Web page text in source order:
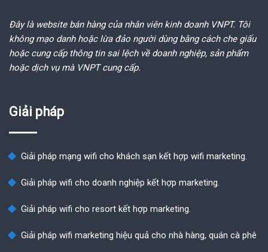
Đây là website bán hàng của nhân viên kinh doanh VNPT. Tôi
không mạo danh hoặc lừa đảo người dùng bằng cách che giấu
hoặc cung cấp thông tin sai lệch về doanh nghiệp, sản phẩm
hoặc dịch vụ mà VNPT cung cấp.
Giải pháp
Giải pháp mạng wifi cho khách sạn kết hợp wifi marketing.
Giải pháp wifi cho doanh nghiệp kết hợp marketing.
Giải pháp wifi cho resort kết hợp marketing.
Giải pháp wifi marketing hiệu quả cho nhà hàng, quán cà phê